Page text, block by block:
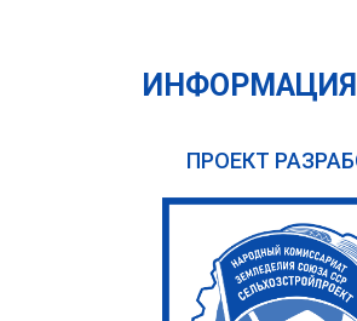
ПРОЕКТ